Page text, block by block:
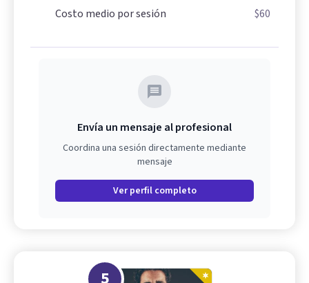
Costo medio por sesión
$60
Envía un mensaje al profesional
Coordina una sesión directamente mediante
mensaje
Ver perfil completo